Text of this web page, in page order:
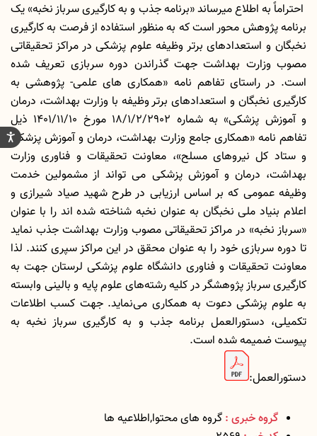
احتراماً به اطلاع می­رساند «برنامه جذب و به­ کارگیری سرباز نخبه» یک
برنامه پژوهش محور است که به منظور استفاده از فرصت به­ کارگیری
نخبگان و استعدادهای برتر وظیفه علوم پزشکی در مراکز تحقیقاتی
مصوب وزارت بهداشت جهت گذراندن دوره سربازی تعریف شده
است. در راستای تفاهم نامه «همکاری های علمی- پژوهشی به
کارگیری نخبگان و استعدادهای برتر وظیفه با وزارت بهداشت، درمان
و آموزش پزشکی» به شماره 18/1/2/2902 مورخ 1401/11/10 ذیل
تفاهم نامه «همکاری جامع وزارت بهداشت، درمان و آموزش پزشکی
و ستاد کل نیروهای مسلح»، معاونت تحقیقات و فناوری وزارت
بهداشت، درمان و آموزش پزشکی می­ تواند از مشمولین خدمت
وظیفه عمومی که بر اساس ارزیابی در طرح شهید صیاد شیرازی و
اعلام بنیاد ملی نخبگان به عنوان نخبه شناخته شده اند را با عنوان
«سرباز نخبه» در مراکز تحقیقاتی مصوب وزارت بهداشت جذب نماید
تا دوره سربازی خود را به عنوان محقق در این مراکز سپری کنند. لذا
معاونت تحقیقات و فناوری دانشگاه علوم پزشکی لرستان جهت به
کارگیری سرباز پژوهشگر در کلیه رشته‌های علوم پایه و بالینی وابسته
به علوم پزشکی دعوت به همکاری می‌نماید. جهت کسب اطلاعات
تکمیلی، دستورالعمل برنامه جذب و به کارگیری سرباز نخبه به
پیوست ضمیمه شده است.
دستورالعمل:
گروه خبری : گروه های محتوا,اطلاعیه ها